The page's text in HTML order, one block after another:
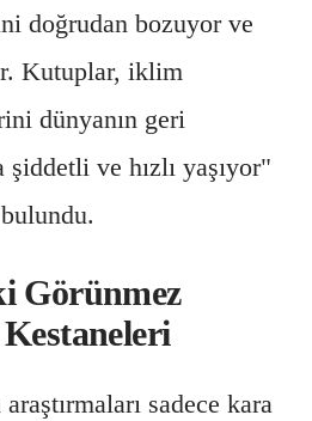
doğrudan bozuyor ve
Kutuplar, iklim
dünyanın geri
şiddetli ve hızlı yaşıyor"
Görünmez
sadece kara